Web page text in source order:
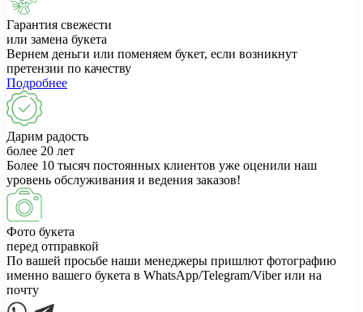
Гарантия свежести
или замена букета
Вернем деньги или поменяем букет, если возникнут
претензии по качеству
Подробнее
Дарим радость
более 20 лет
Более 10 тысяч постоянных клиентов уже оценили наш
уровень обслуживания и ведения заказов!
Фото букета
перед отправкой
По вашей просьбе наши менеджеры пришлют фотографию
именно вашего букета в WhatsApp/Telegram/Viber или на
почту